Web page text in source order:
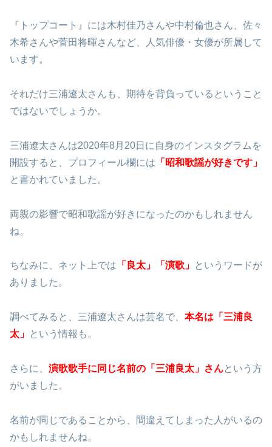
『トップコート』には木村佳乃さんや中村倫也さん、佐々
木希さんや菅田将暉さんなど、人気俳優・女優が所属して
います。
それだけ三浦遼太さんも、期待を背負っているということ
ではないでしょうか。
三浦遼太さんは2020年8月20日に自身のインスタグラムを
開設すると、プロフィール欄には 「昭和歌謡が好きです」
と書かれていました。
両親の影響で昭和歌謡が好きになったのかもしれません
ね。
ちなみに、ネット上では 「良太」「演歌」
というワードが
ありました。
調べてみると、三浦遼太さんは芸名で、 本名は「三浦良
太」
という情報も。
さらに、 演歌歌手に同じ名前の「三浦良太」さんという方
がいました。
名前が同じであることから、間違えてしまった人がいるの
かもしれませんね。